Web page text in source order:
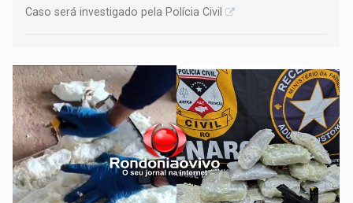
Caso será investigado pela Polícia Civil